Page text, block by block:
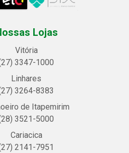
Lojas
Vitória
3347-1000
Linhares
3264-8383
de Itapemirim
3521-5000
Cariacica
2141-7951